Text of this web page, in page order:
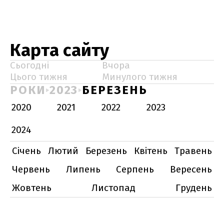
Карта сайту
Сьогодні
Вчора
Цього тижня
Минулого тижня
РОКИ 2023 БЕРЕЗЕНЬ
2020 2021 2022
2023
2024
Січень
Лютий Березень Квітень
Травень
Червень
Липень Серпень
Вересень
Жовтень
Листопад
Грудень